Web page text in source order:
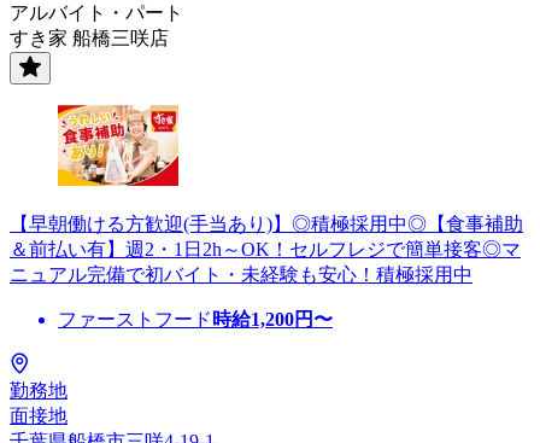
アルバイト・パート
すき家 船橋三咲店
【早朝働ける方歓迎(手当あり)】◎積極採用中◎【食事補助
＆前払い有】週2・1日2h～OK！セルフレジで簡単接客◎マ
ニュアル完備で初バイト・未経験も安心！積極採用中
ファーストフード 時給1,200円〜
勤務地
面接地